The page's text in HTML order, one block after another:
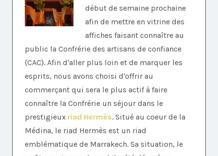
début de semaine prochaine
afin de mettre en vitrine des
affiches faisant connaître au
public la Confrérie des artisans de confiance
(CAC). Afin d'aller plus loin et de marquer les
esprits, nous avons choisi d'offrir au
commerçant qui sera le plus actif à faire
connaître la Confrérie un séjour dans le
prestigieux riad Hermès. Situé au coeur de la
Médina, le riad Hermès est un riad
emblématique de Marrakech. Sa situation, le